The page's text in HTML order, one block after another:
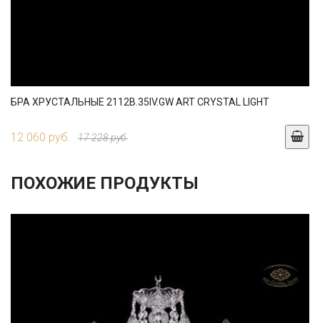
БРА ХРУСТАЛЬНЫЕ 2112B.35IV.GW ART CRYSTAL LIGHT
12 060 руб. 17 228 руб.
ПОХОЖИЕ ПРОДУКТЫ